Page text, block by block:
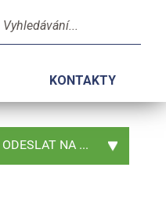
KONTAKTY
ODESLAT NA ...